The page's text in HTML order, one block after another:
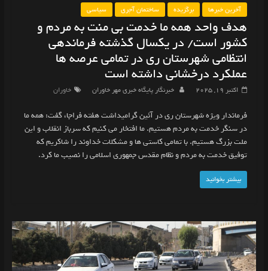
آخرین خبرها برگزیده ساختمان آجری سیاسی
هدف واحد همه ما خدمت بی منت به مردم و
کشور است/ در یکسال گذشته فرماندهی
انتظامی شهرستان ری در تمامی عرصه ها
عملکرد درخشانی داشته است
اکتبر 19, 2025 خبرنگار پایگاه خبری مهر خاوران خاوران
فرماندار ویژه شهرستان ری در آئین گرامیداشت هفته فراجا، گفت: همه ما
در سنگر خدمت به مردم هستیم. ما افتخار می کنیم که سرباز انقلاب و این
ملت بزرگ هستیم. با تمامی کاستی ها و مشکلات خداوند را شاکریم که
توفیق خدمت به مردم و نظام مقدس جمهوری اسلامی را نصیب ما کرد.
بیشتر بخوانید